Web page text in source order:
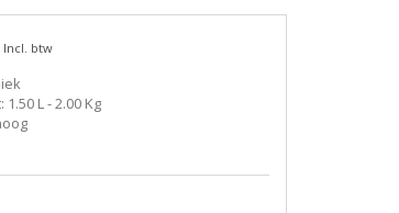
Incl. btw
L - 2.00 Kg